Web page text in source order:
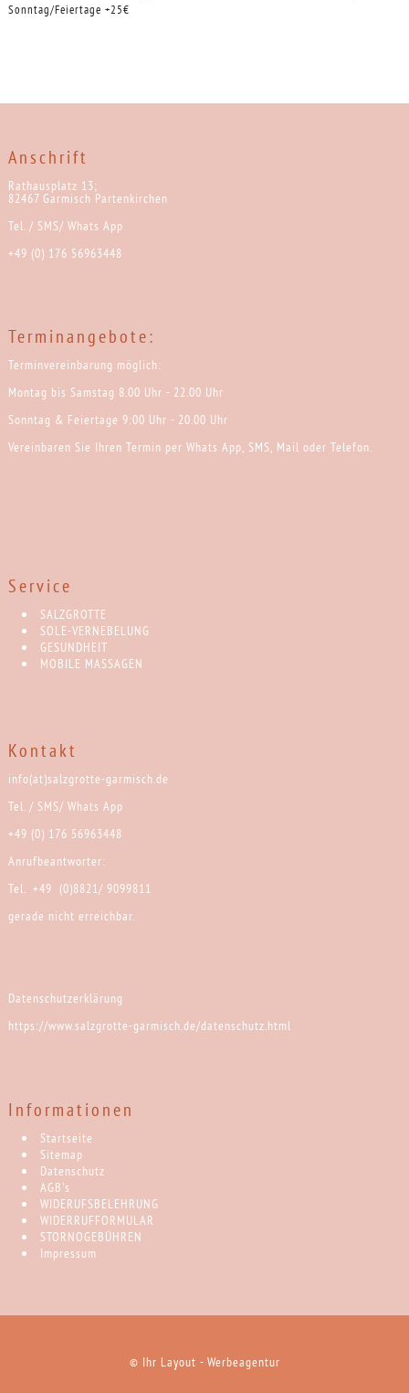
Sonntag/Feiertage +25€
Anschrift
Rathausplatz 13;
82467 Garmisch Partenkirchen
Tel. / SMS/ Whats App
+49 (0) 176 56963448
Terminangebote:
Terminvereinbarung möglich:
Montag bis Samstag 8.00 Uhr - 22.00 Uhr
Sonntag & Feiertage 9:00 Uhr - 20.00 Uhr
Vereinbaren Sie Ihren Termin per Whats App, SMS, Mail oder Telefon.
Service
SALZGROTTE
SOLE-VERNEBELUNG
GESUNDHEIT
MOBILE MASSAGEN
Kontakt
info(at)salzgrotte-garmisch.de
Tel. / SMS/ Whats App
+49 (0) 176 56963448
Anrufbeantworter:
Tel. +49 (0)8821/ 9099811
gerade nicht erreichbar.
Datenschutzerklärung
https://www.salzgrotte-garmisch.de/datenschutz.html
Informationen
Startseite
Sitemap
Datenschutz
AGB's
WIDERUFSBELEHRUNG
WIDERRUFFORMULAR
STORNOGEBÜHREN
Impressum
© Ihr Layout - Werbeagentur